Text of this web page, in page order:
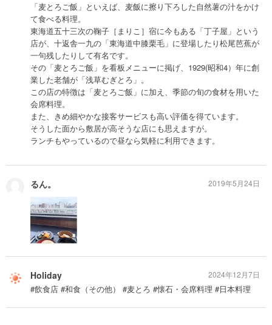
「麦とろご飯」といえば、麦飯に擦り下ろした自然薯の汁をかけ
て食べる料理。
東海道五十三次の鞠子［まりこ］宿に今もある「丁子屋」という
店が、十返舎一九の「東海道中膝栗毛」に登場したり松尾芭蕉が
一句残したりして有名です。
その「麦とろご飯」を看板メニューに掲げ、1929(昭和4）年に創
業した老舗が「浅草むぎとろ」。
この店の特徴は「麦とろご飯」に加え、季節の旬の食材を用いた
会席料理。
また、きめ細やかな接客サービスも高い評価を得ています。
そうした面から敷居が高そうな店にも思えますが。
ランチもやっているので昼なら気軽に利用できます。
るん。 2019年5月24日
Holiday
#飲食店 #和食（その他） #麦とろ #懐石・会席料理 #日本料理
2024年12月7日